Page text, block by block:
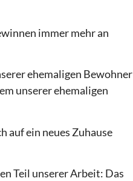
immer mehr an
ehemaligen Bewohner
unserer ehemaligen
auf ein neues Zuhause
Teil unserer Arbeit: Das